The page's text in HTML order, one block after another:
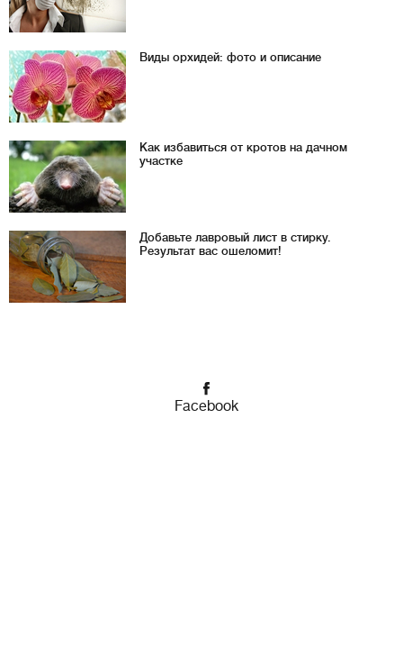
Виды орхидей: фото и описание
Как избавиться от кротов на дачном
участке
Добавьте лавровый лист в стирку.
Результат вас ошеломит!
Facebook